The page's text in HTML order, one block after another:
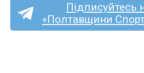
Підписуйтесь
«Полтавщини